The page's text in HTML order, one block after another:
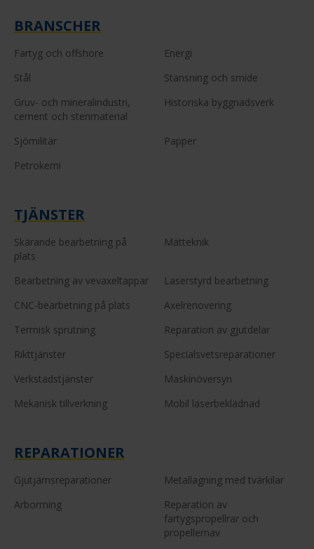
BRANSCHER
Fartyg och offshore
Energi
Stål
Stansning och smide
Gruv- och mineralindustri,
cement och stenmaterial
Historiska byggnadsverk
Sjömilitär
Papper
Petrokemi
TJÄNSTER
Skärande bearbetning på
plats
Mätteknik
Bearbetning av vevaxeltappar
Laserstyrd bearbetning
CNC-bearbetning på plats
Axelrenovering
Termisk sprutning
Reparation av gjutdelar
Rikttjänster
Specialsvetsreparationer
Verkstadstjänster
Maskinöversyn
Mekanisk tillverkning
Mobil laserbeklädnad
REPARATIONER
Gjutjärnsreparationer
Metallagning med tvärkilar
Arborrning
Reparation av
fartygspropellrar och
propellernav